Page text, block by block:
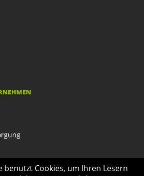
benutzt Cookies, um Ihren Lesern